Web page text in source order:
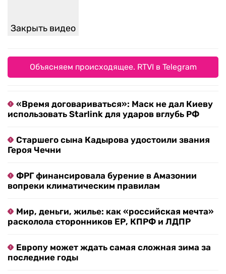
Закрыть видео
Объясняем происходящее. RTVI в Telegram
«Время договариваться»: Маск не дал Киеву
использовать Starlink для ударов вглубь РФ
Старшего сына Кадырова удостоили звания
Героя Чечни
ФРГ финансировала бурение в Амазонии
вопреки климатическим правилам
Мир, деньги, жилье: как «российская мечта»
расколола сторонников ЕР, КПРФ и ЛДПР
Европу может ждать самая сложная зима за
последние годы